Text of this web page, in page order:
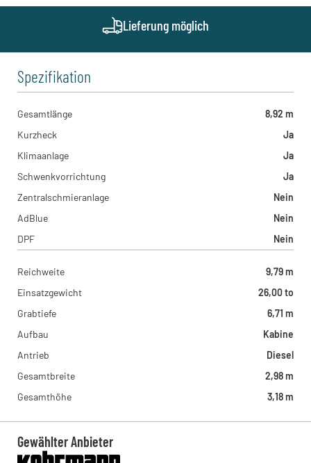
Hoch Baumaschinen - Steinach
Bildstöckle 10, 77790 - Steinach , DE
Kohrmann Baumaschinen - Leipzig
Lieferung möglich
Spezifikation
Gesamtlänge
8,92 m
Kurzheck
Ja
Klimaanlage
Ja
Schwenkvorrichtung
Ja
Zentralschmieranlage
Nein
AdBlue
Nein
DPF
Nein
Reichweite
9,79 m
Einsatzgewicht
26,00 to
Grabtiefe
6,71 m
Aufbau
Kabine
Antrieb
Diesel
Gesamtbreite
2,98 m
Gesamthöhe
3,18 m
Gewählter Anbieter